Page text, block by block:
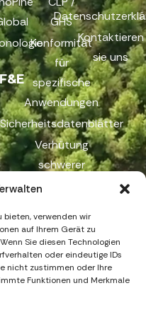
bieten, verwenden wir
auf Ihrem Gerät zu
Sie diesen Technologien
oder eindeutige IDs
nicht zustimmen oder Ihre
Funktionen und Merkmale
GHS
Konformität
für
spezifische
Anwendungen
Sicherheitsdatenblätter
Verhütung
schwerer
Beschwerdekanal
Kontaktieren
sie uns